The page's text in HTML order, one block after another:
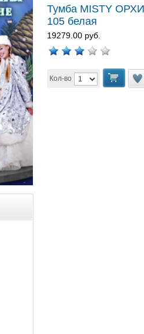
Тумба MISTY
105 белая
19279.00 руб.
Кол-во